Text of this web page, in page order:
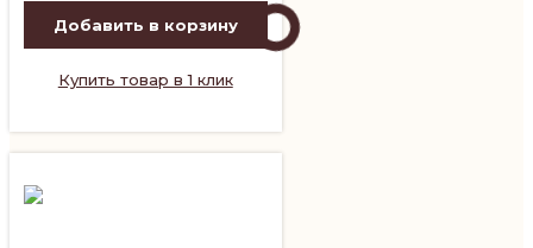
Добавить в корзину
Купить товар в 1 клик